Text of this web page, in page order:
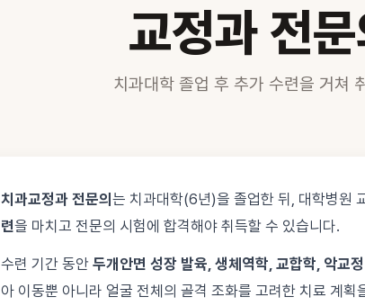
교정과 전
치과대학 졸업 후 추가 수련을 거쳐
치과교정과 전문의 는 치과대학(6년)을 졸업한 뒤, 대학병원
련을 마치고 전문의 시험에 합격해야 취득할 수 있습니다.
수련 기간 동안 두개안면 성장 발육, 생체역학, 교합학, 악교
아 이동뿐 아니라 얼굴 전체의 골격 조화를 고려한 치료 계획